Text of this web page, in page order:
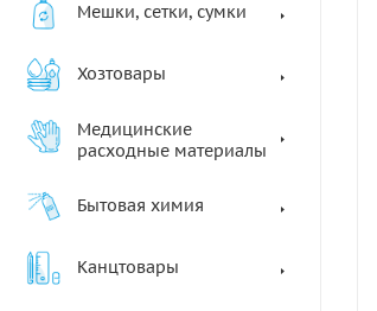
Мешки, сетки, сумки
Хозтовары
Медицинские
расходные материалы
Бытовая химия
Канцтовары